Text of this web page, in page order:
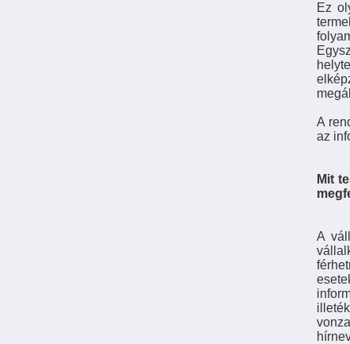
Ez
A
az
Mit
A